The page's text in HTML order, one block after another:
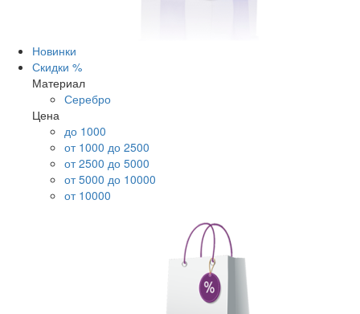
Новинки
Скидки %
Материал
Серебро
Цена
до 1000
от 1000 до 2500
от 2500 до 5000
от 5000 до 10000
от 10000